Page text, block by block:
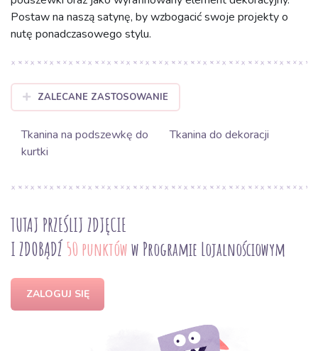
Postaw na naszą satynę, by wzbogacić swoje projekty o
nutę ponadczasowego stylu.
ZALECANE ZASTOSOWANIE
Tkanina na podszewkę do
kurtki
Tkanina do dekoracji
TUTAJ PRZEŚLIJ ZDJĘCIE
I ZDOBĄDŹ 50 punktóww Programie Lojalnościowym
ZALOGUJ SIĘ